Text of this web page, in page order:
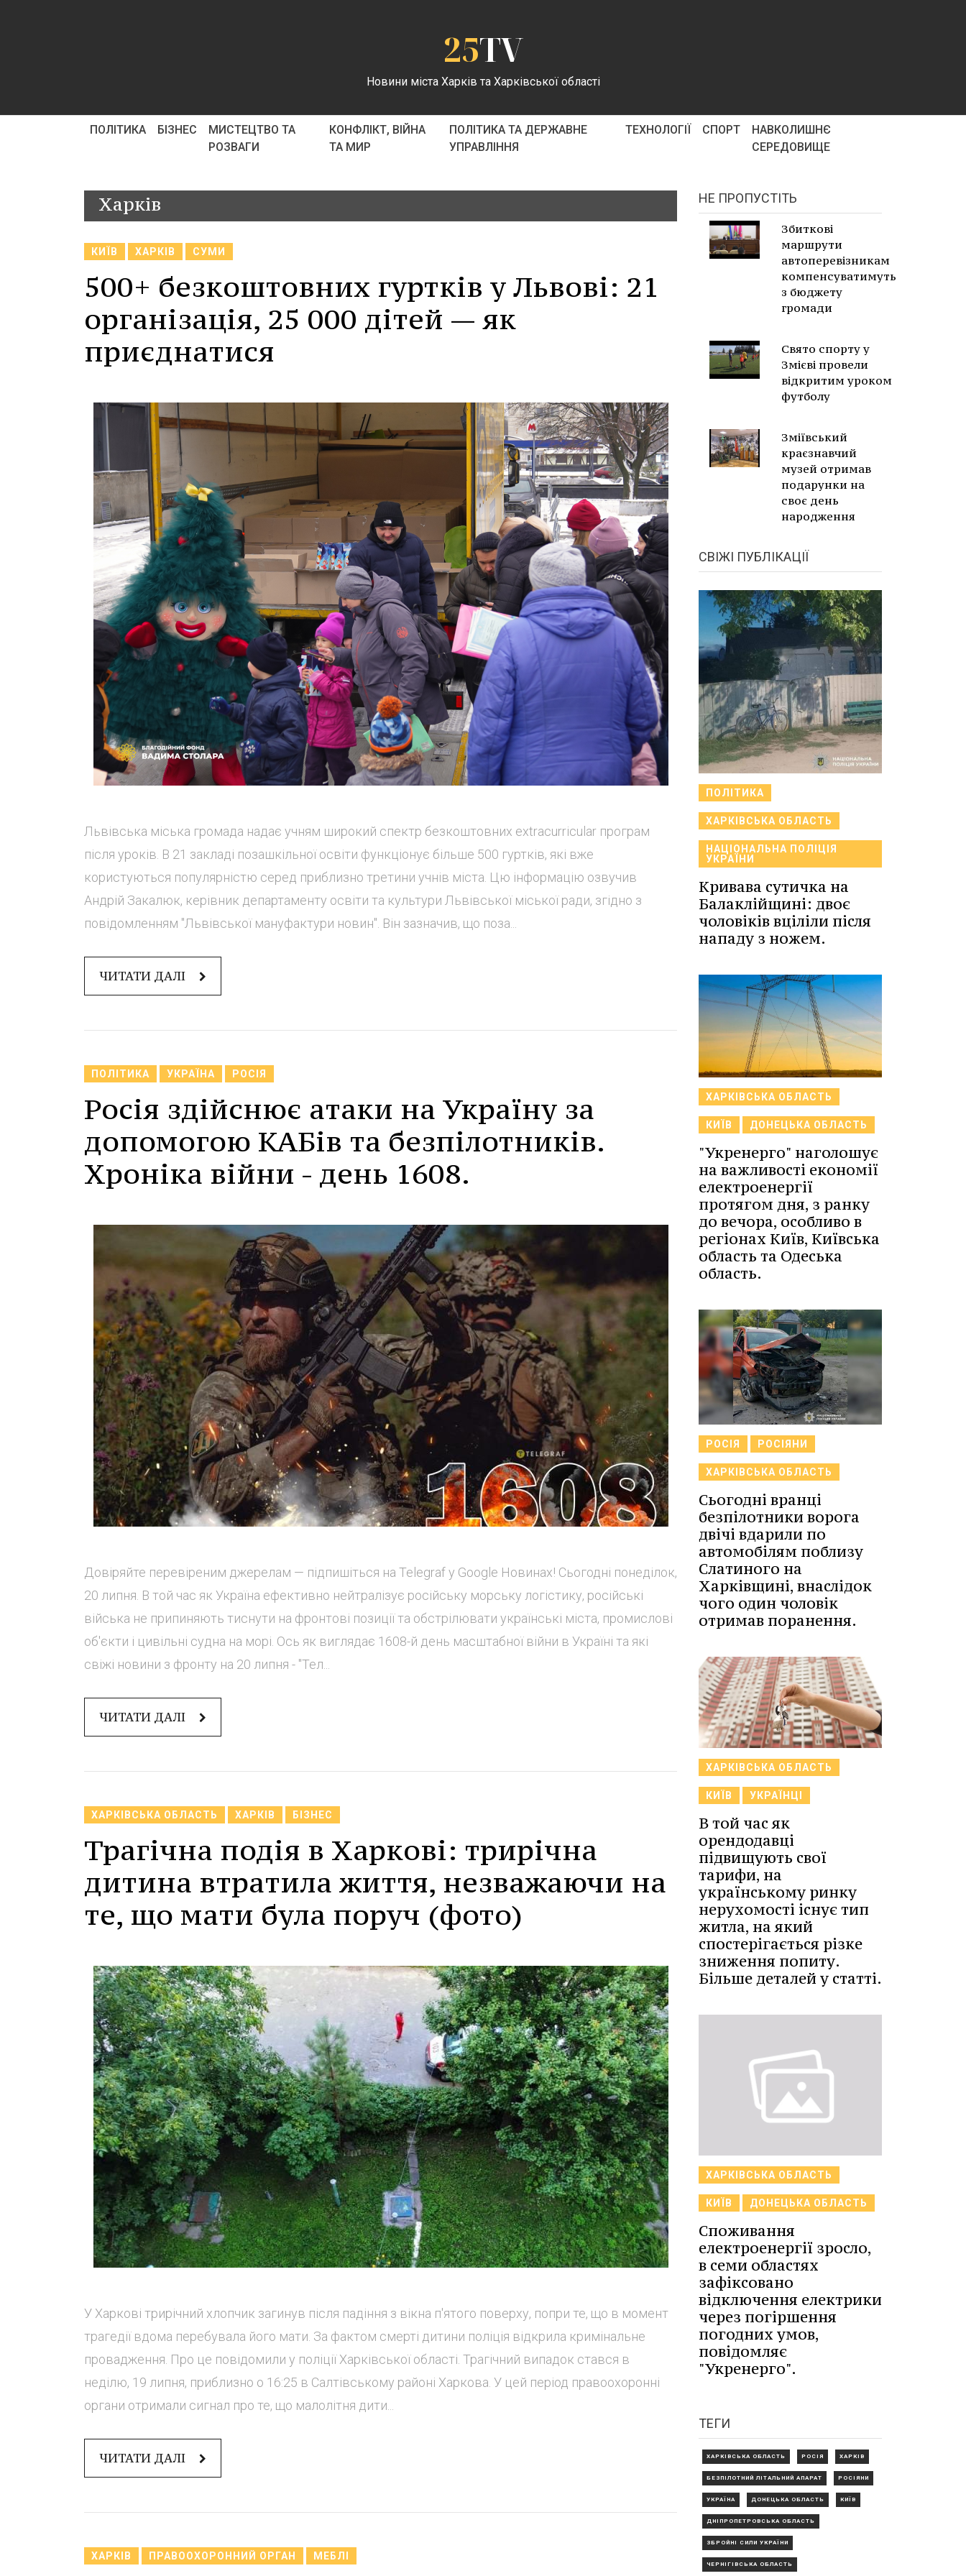
25TV
Новини міста Харків та Харківської області
ПОЛІТИКА БІЗНЕС
МИСТЕЦТВО ТА
РОЗВАГИ
КОНФЛІКТ, ВІЙНА
ТА МИР
ПОЛІТИКА ТА ДЕРЖАВНЕ
УПРАВЛІННЯ
ТЕХНОЛОГІЇ СПОРТ
НАВКОЛИШНЄ
СЕРЕДОВИЩЕ
Харків
КИЇВ ХАРКІВ СУМИ
500+ безкоштовних гуртків у Львові: 21
організація, 25 000 дітей — як
приєднатися
Львівська міська громада надає учням широкий спектр безкоштовних extracurricular програм
після уроків. В 21 закладі позашкільної освіти функціонує більше 500 гуртків, які вже
користуються популярністю серед приблизно третини учнів міста. Цю інформацію озвучив
Андрій Закалюк, керівник департаменту освіти та культури Львівської міської ради, згідно з
повідомленням "Львівської мануфактури новин". Він зазначив, що поза...
ЧИТАТИ ДАЛІ
ПОЛІТИКА УКРАЇНА РОСІЯ
Росія здійснює атаки на Україну за
допомогою КАБів та безпілотників.
Хроніка війни - день 1608.
Довіряйте перевіреним джерелам — підпишіться на Telegraf у Google Новинах! Сьогодні понеділок,
20 липня. В той час як Україна ефективно нейтралізує російську морську логістику, російські
війська не припиняють тиснути на фронтові позиції та обстрілювати українські міста, промислові
об'єкти і цивільні судна на морі. Ось як виглядає 1608-й день масштабної війни в Україні та які
свіжі новини з фронту на 20 липня - "Тел...
ЧИТАТИ ДАЛІ
ХАРКІВСЬКА ОБЛАСТЬ ХАРКІВ БІЗНЕС
Трагічна подія в Харкові: трирічна
дитина втратила життя, незважаючи на
те, що мати була поруч (фото)
У Харкові трирічний хлопчик загинув після падіння з вікна п'ятого поверху, попри те, що в момент
трагедії вдома перебувала його мати. За фактом смерті дитини поліція відкрила кримінальне
провадження. Про це повідомили у поліції Харківської області. Трагічний випадок стався в
неділю, 19 липня, приблизно о 16:25 в Салтівському районі Харкова. У цей період правоохоронні
органи отримали сигнал про те, що малолітня дити...
ЧИТАТИ ДАЛІ
ХАРКІВ ПРАВООХОРОННИЙ ОРГАН МЕБЛІ
НЕ ПРОПУСТІТЬ
Збиткові
маршрути
автоперевізникам
компенсуватимуть
з бюджету
громади
Свято спорту у
Змієві провели
відкритим уроком
футболу
Зміївський
краєзнавчий
музей отримав
подарунки на
своє день
народження
СВІЖІ ПУБЛІКАЦІЇ
ПОЛІТИКА
ХАРКІВСЬКА ОБЛАСТЬ
НАЦІОНАЛЬНА ПОЛІЦІЯ
УКРАЇНИ
Кривава сутичка на
Балаклійщині: двоє
чоловіків вціліли після
нападу з ножем.
ХАРКІВСЬКА ОБЛАСТЬ
КИЇВ ДОНЕЦЬКА ОБЛАСТЬ
"Укренерго" наголошує
на важливості економії
електроенергії
протягом дня, з ранку
до вечора, особливо в
регіонах Київ, Київська
область та Одеська
область.
РОСІЯ РОСІЯНИ
ХАРКІВСЬКА ОБЛАСТЬ
Сьогодні вранці
безпілотники ворога
двічі вдарили по
автомобілям поблизу
Слатиного на
Харківщині, внаслідок
чого один чоловік
отримав поранення.
ХАРКІВСЬКА ОБЛАСТЬ
КИЇВ УКРАЇНЦІ
В той час як
орендодавці
підвищують свої
тарифи, на
українському ринку
нерухомості існує тип
житла, на який
спостерігається різке
зниження попиту.
Більше деталей у статті.
ХАРКІВСЬКА ОБЛАСТЬ
КИЇВ ДОНЕЦЬКА ОБЛАСТЬ
Споживання
електроенергії зросло,
в семи областях
зафіксовано
відключення електрики
через погіршення
погодних умов,
повідомляє
"Укренерго".
ТЕГИ
ХАРКІВСЬКА ОБЛАСТЬ РОСІЯ ХАРКІВ
БЕЗПІЛОТНИЙ ЛІТАЛЬНИЙ АПАРАТ РОСІЯНИ
УКРАЇНА ДОНЕЦЬКА ОБЛАСТЬ КИЇВ
ДНІПРОПЕТРОВСЬКА ОБЛАСТЬ
ЗБРОЙНІ СИЛИ УКРАЇНИ
ЧЕРНІГІВСЬКА ОБЛАСТЬ